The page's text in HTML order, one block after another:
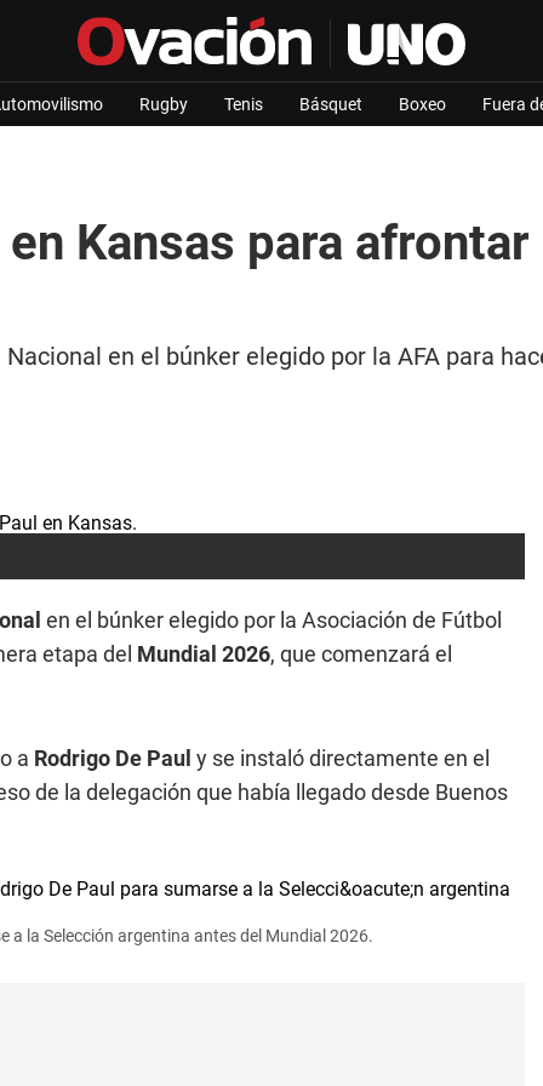
Rugby Tenis Básquet Boxeo Fuera
Kansas para
en el búnker elegido por la AFA para
en el búnker elegido por la Asociación de Fútbol
etapa del Mundial 2026, que comenzará el
a Rodrigo De Paul y se instaló directamente en el
de la delegación que había llegado desde Buenos
a la Selección argentina antes del Mundial 2026.